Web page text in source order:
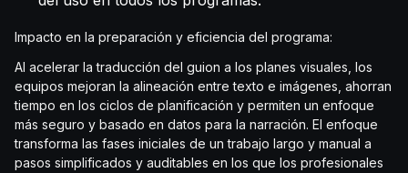
Impacto en la preparación y eficiencia del programa:
Al acelerar la traducción del guion a los planes visuales, los
equipos mejoran la alineación entre texto e imágenes, ahorran
tiempo en los ciclos de planificación y permiten un enfoque
más seguro y basado en datos para la narración. El enfoque
transforma las fases iniciales de un trabajo largo y manual a
pasos simplificados y auditables en los que los profesionales